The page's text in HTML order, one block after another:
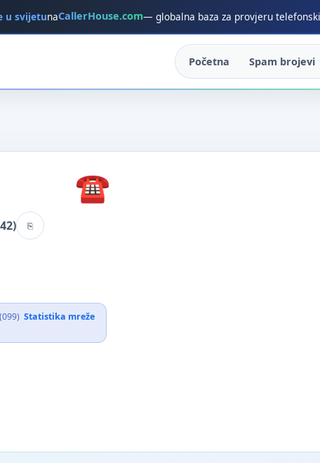
u svijetunaCallerHouse.com— globalna baza za provjeru
Početna Spam brojevi
(099) Statistika mreže